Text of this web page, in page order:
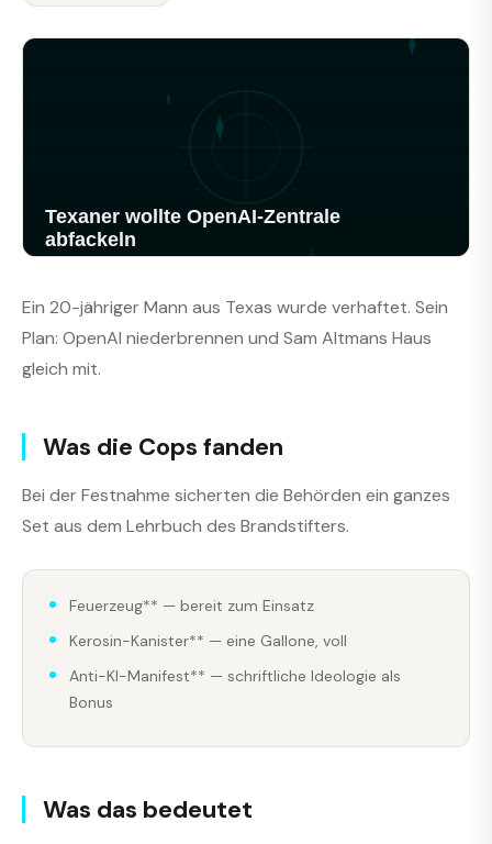
Ein 20-jähriger Mann aus Texas wurde verhaftet. Sein
Plan: OpenAI niederbrennen und Sam Altmans Haus
gleich mit.
Was die Cops fanden
Bei der Festnahme sicherten die Behörden ein ganzes
Set aus dem Lehrbuch des Brandstifters.
Feuerzeug** — bereit zum Einsatz
Kerosin-Kanister** — eine Gallone, voll
Anti-KI-Manifest** — schriftliche Ideologie als
Bonus
Was das bedeutet